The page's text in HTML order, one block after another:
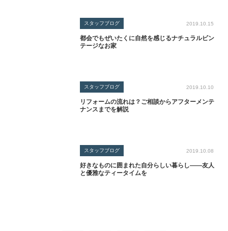
スタッフブログ 2019.10.15
都会でもぜいたくに自然を感じるナチュラルビン
テージなお家
スタッフブログ 2019.10.10
リフォームの流れは？ご相談からアフターメンテ
ナンスまでを解説
スタッフブログ 2019.10.08
好きなものに囲まれた自分らしい暮らし――友人
と優雅なティータイムを